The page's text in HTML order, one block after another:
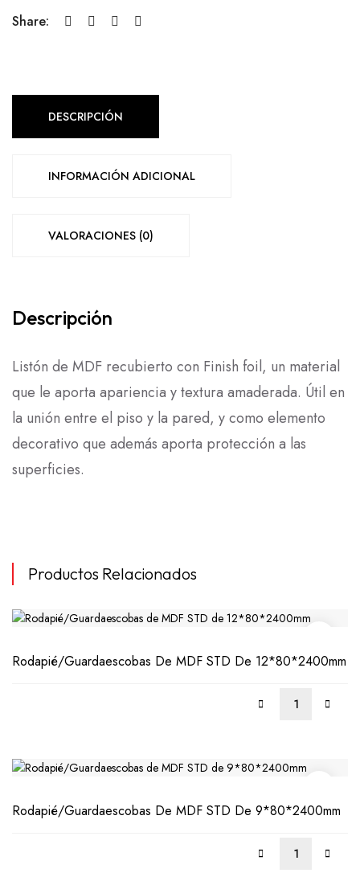
Share:
DESCRIPCIÓN
INFORMACIÓN ADICIONAL
VALORACIONES (0)
Descripción
Listón de MDF recubierto con Finish foil, un material
que le aporta apariencia y textura amaderada. Útil en
la unión entre el piso y la pared, y como elemento
decorativo que además aporta protección a las
superficies.
Productos Relacionados
Rodapié/Guardaescobas De MDF STD De 12*80*2400mm
Rodapié/Guardaescobas De MDF STD De 9*80*2400mm
LEER